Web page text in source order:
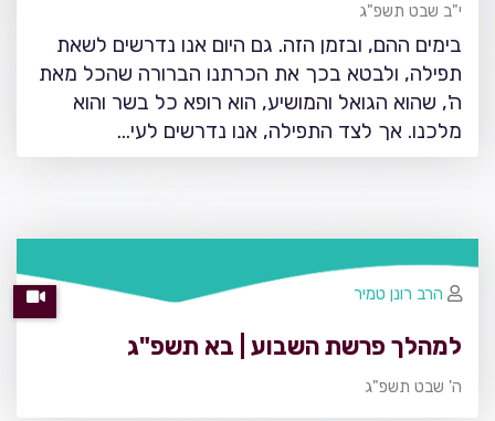
י"ב שבט תשפ"ג
בימים ההם, ובזמן הזה. גם היום אנו נדרשים לשאת
תפילה, ולבטא בכך את הכרתנו הברורה שהכל מאת
ה', שהוא הגואל והמושיע, הוא רופא כל בשר והוא
מלכנו. אך לצד התפילה, אנו נדרשים לעי…
למהלך פרשת השבוע | בא תשפ"ג
ה' שבט תשפ"ג
הרב רונן טמיר